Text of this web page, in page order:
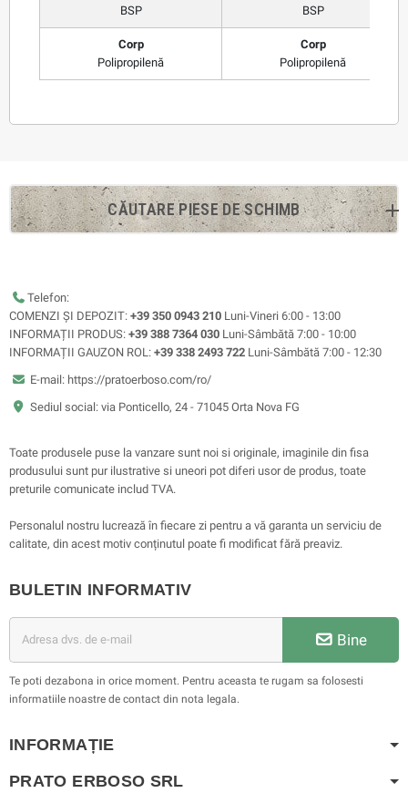
BSP
BSP
Corp
Polipropilenă
Corp
Polipropilenă
CĂUTARE PIESE DE SCHIMB
Telefon:
COMENZI ȘI DEPOZIT: +39 350 0943 210 Luni-Vineri 6:00 - 13:00
INFORMAȚII PRODUS: +39 388 7364 030 Luni-Sâmbătă 7:00 - 10:00
INFORMAȚII GAUZON ROL: +39 338 2493 722 Luni-Sâmbătă 7:00 - 12:30
E-mail: https://pratoerboso.com/ro/
Sediul social: via Ponticello, 24 - 71045 Orta Nova FG
Toate produsele puse la vanzare sunt noi si originale, imaginile din fisa
produsului sunt pur ilustrative si uneori pot diferi usor de produs, toate
preturile comunicate includ TVA.
Personalul nostru lucrează în fiecare zi pentru a vă garanta un serviciu de
calitate, din acest motiv conținutul poate fi modificat fără preaviz.
BULETIN INFORMATIV
Bine
Te poti dezabona in orice moment. Pentru aceasta te rugam sa folosesti
informatiile noastre de contact din nota legala.
INFORMAȚIE
PRATO ERBOSO SRL